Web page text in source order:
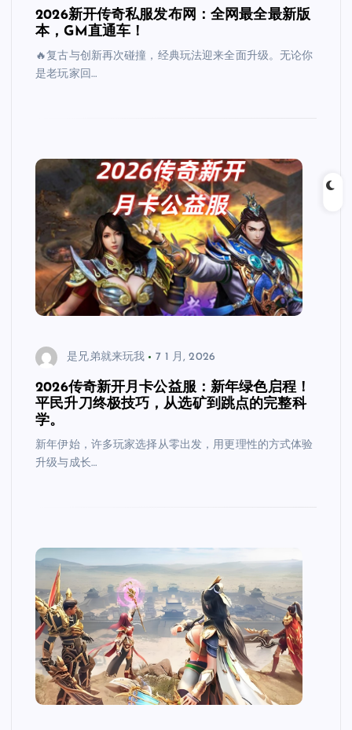
2026新开传奇私服发布网：全网最全最新版
本，GM直通车！
🔥复古与创新再次碰撞，经典玩法迎来全面升级。无论你
是老玩家回…
是兄弟就来玩我 7 1 月, 2026
2026传奇新开月卡公益服：新年绿色启程！
平民升刀终极技巧，从选矿到跳点的完整科
学。
新年伊始，许多玩家选择从零出发，用更理性的方式体验
升级与成长…